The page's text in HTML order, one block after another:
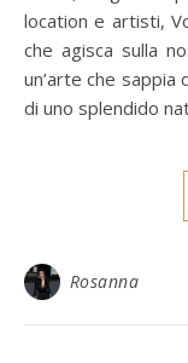
location e artisti,
che agisca sulla
un’arte che
di uno splendido
Rosanna